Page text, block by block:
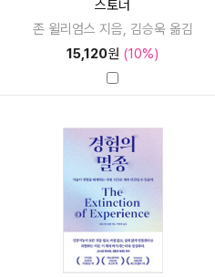
스토너
존 윌리엄스 지음, 김승욱 옮김
15,120원 (10%)